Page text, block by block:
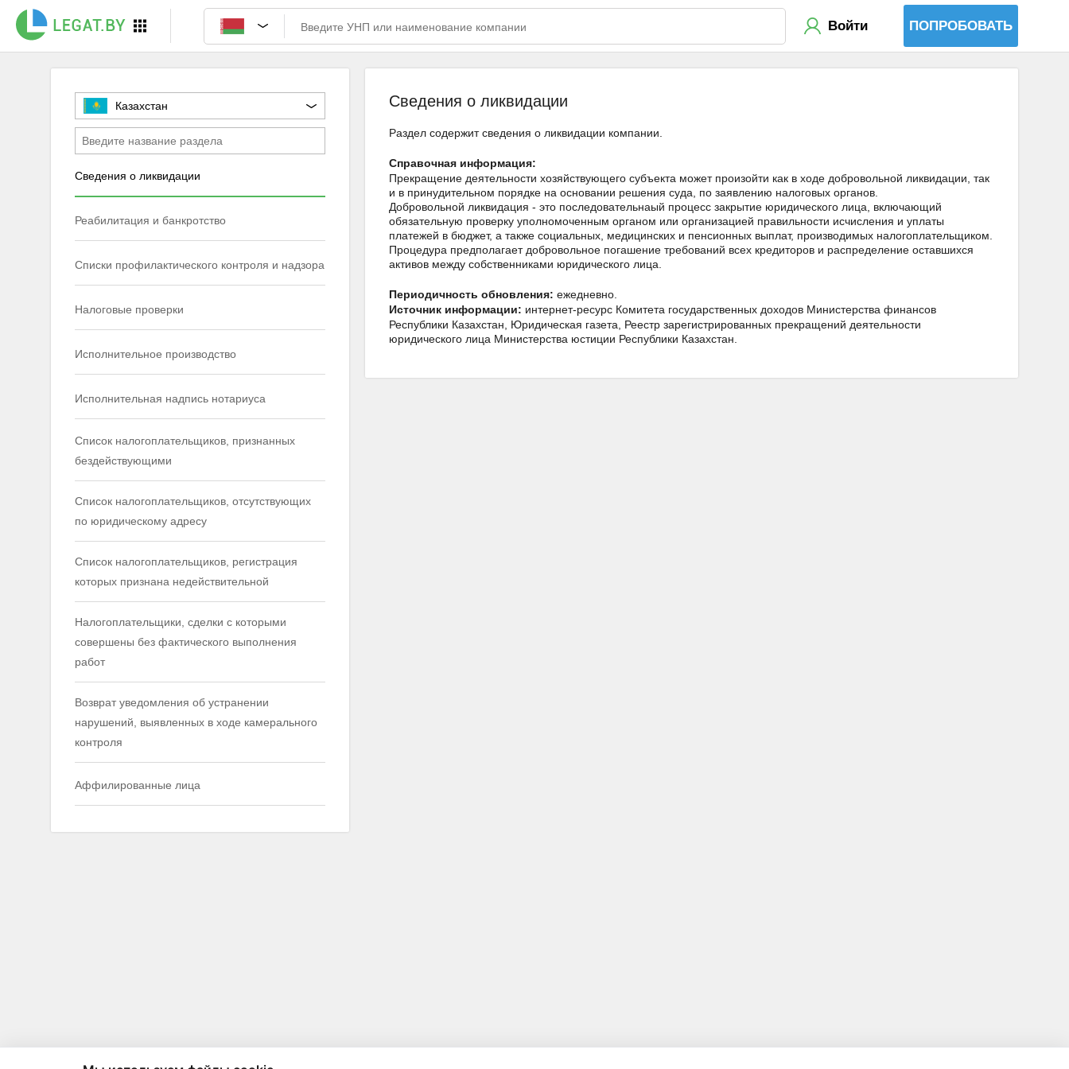
Войти ПОПРОБОВАТЬ
Казахстан
Сведения о ликвидации
Реабилитация и банкротство
Списки профилактического контроля и надзора
Налоговые проверки
Исполнительное производство
Исполнительная надпись нотариуса
Список налогоплательщиков, признанных
бездействующими
Список налогоплательщиков, отсутствующих
по юридическому адресу
Список налогоплательщиков, регистрация
которых признана недействительной
Налогоплательщики, сделки с которыми
совершены без фактического выполнения
работ
Возврат уведомления об устранении
нарушений, выявленных в ходе камерального
контроля
Аффилированные лица
Сведения о ликвидации
Раздел содержит сведения о ликвидации компании.
Справочная информация:
Прекращение деятельности хозяйствующего субъекта может произойти как в ходе добровольной ликвидации, так
и в принудительном порядке на основании решения суда, по заявлению налоговых органов.
Добровольной ликвидация - это последовательнаый процесс закрытие юридического лица, включающий
обязательную проверку уполномоченным органом или организацией правильности исчисления и уплаты
платежей в бюджет, а также социальных, медицинских и пенсионных выплат, производимых налогоплательщиком.
Процедура предполагает добровольное погашение требований всех кредиторов и распределение оставшихся
активов между собственниками юридического лица.
Периодичность обновления: ежедневно.
Источник информации: интернет-ресурс Комитета государственных доходов Министерства финансов
Республики Казахстан, Юридическая газета, Реестр зарегистрированных прекращений деятельности
юридического лица Министерства юстиции Республики Казахстан.